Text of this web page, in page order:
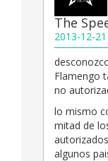
The
2013-12-
Flamengo
no
lo mismo
mitad de
algunos